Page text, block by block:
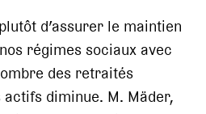
d’assurer le maintien
régimes sociaux avec
des retraités
diminue. M. Mäder,